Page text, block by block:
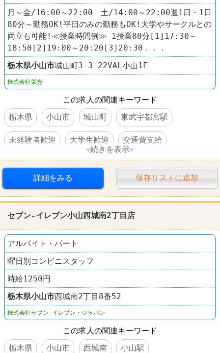
月～金/16:00～22:00 土/14:00～22:00週1日・1日
80分～勤務OK!平日のみの勤務もOK!大学やサークルとの
両立も可能!≪授業時間例≫ 1授業80分[1]17:30～
18:50[2]19:00～20:20[3]20:30．．．
栃木県小山市城山町3-3-22VAL小山1F
株式会社栄光
この求人の関連キーワード
栃木県
小山市 城山町 東武宇都宮駅
未経験者歓迎 大学生歓迎 交通費支給
昇給あり 社員登用あり オープニングスタッフ
続きを表示
詳細をみる 保存リストに追加
セブン-イレブン小山西城南2丁目店
アルバイト・パート
曜日別コンビニスタッフ
時給1250円
栃木県小山市西城南2丁目8番52
株式会社セブン-イレブン・ジャパン
この求人の関連キーワード
栃木県
小山市 西城南 小山駅